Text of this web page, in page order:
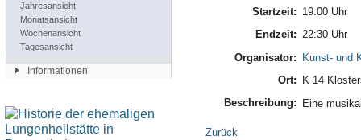
Jahresansicht
Monatsansicht
Wochenansicht
Tagesansicht
Informationen
Startzeit: 19:00 Uhr
Endzeit: 22:30 Uhr
Organisator: Kunst- und
Ort:
K 14
Beschreibung:
Eine
Zurück